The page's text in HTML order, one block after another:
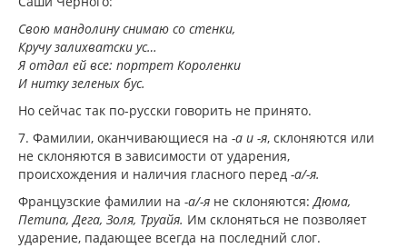
Свою мандолину снимаю со стенки,
Кручу залихватски ус…
Я отдал ей все: портрет Короленки
И нитку зеленых бус.
Но сейчас так по-русски говорить не принято.
7. Фамилии, оканчивающиеся на -а и -я, склоняются или
не склоняются в зависимости от ударения,
происхождения и наличия гласного перед -а/-я.
Французские фамилии на -а/-я не склоняются:Дюма,
Петипа, Дега, Золя, Труайя. Им склоняться не позволяет
ударение, падающее всегда на последний слог.